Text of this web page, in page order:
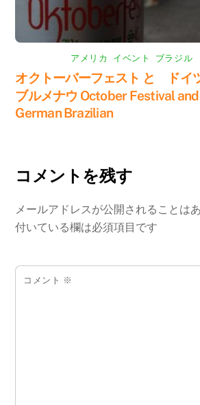
アメリカ イベント ブラジル
オクトーバーフェスト と ドイ
ブルメナウ October Festival
German Brazilian
コメントを残す
メールアドレスが公開されることは
付いている欄は必須項目です
コメント ※